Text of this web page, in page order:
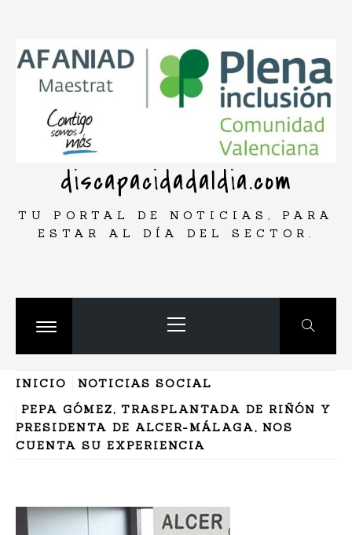
contenido
discapacidadaldia.com
TU PORTAL DE NOTICIAS, PARA
ESTAR AL DÍA DEL SECTOR.
Cambiar
principal
INICIO
NOTICIAS SOCIAL
PEPA GÓMEZ, TRASPLANTADA DE RIÑÓN Y
PRESIDENTA DE ALCER-MÁLAGA, NOS
CUENTA SU EXPERIENCIA